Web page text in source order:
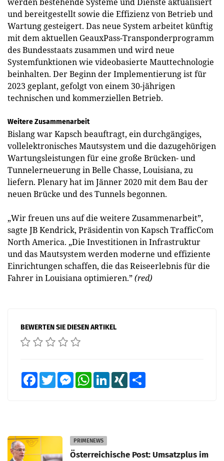
und bereitgestellt sowie die Effizienz von Betrieb und
Wartung gesteigert. Das neue System arbeitet künftig
mit dem aktuellen GeauxPass-Transponderprogramm
des Bundesstaats zusammen und wird neue
Systemfunktionen wie videobasierte Mauttechnologie
beinhalten. Der Beginn der Implementierung ist für
2023 geplant, gefolgt von einem 30-jährigen
technischen und kommerziellen Betrieb.
Weitere Zusammenarbeit
Bislang war Kapsch beauftragt, ein durchgängiges,
vollelektronisches Mautsystem und die dazugehörigen
Wartungsleistungen für eine große Brücken- und
Tunnelerneuerung in Belle Chasse, Louisiana, zu
liefern. Plenary hat im Jänner 2020 mit dem Bau der
neuen Brücke und des Tunnels begonnen.
„Wir freuen uns auf die weitere Zusammenarbeit”,
sagte JB Kendrick, Präsidentin von Kapsch TrafficCom
North America. „Die Investitionen in Infra­struktur
und das Mautsystem werden moderne und effiziente
Einrichtungen schaffen, die das Reiseerlebnis für die
Fahrer in Louisiana optimieren.”(red)
BEWERTEN SIE DIESEN ARTIKEL
FacebookTwitter MessengerWhatsAppLinkedInXING
PRIMENEWS
Österreichische Post: Umsatzplus im